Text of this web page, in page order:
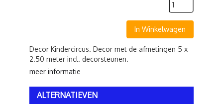
In Winkelwagen
Decor Kindercircus. Decor met de afmetingen 5 x
2.50 meter incl. decorsteunen.
meer informatie
ALTERNATIEVEN